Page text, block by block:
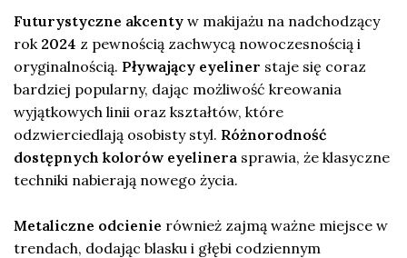
Futurystyczne akcenty w makijażu na nadchodzący
rok 2024 z pewnością zachwycą nowoczesnością i
oryginalnością. Pływający eyeliner staje się coraz
bardziej popularny, dając możliwość kreowania
wyjątkowych linii oraz kształtów, które
odzwierciedlają osobisty styl. Różnorodność
dostępnych kolorów eyelinera sprawia, że klasyczne
techniki nabierają nowego życia.
Metaliczne odcienie również zajmą ważne miejsce w
trendach, dodając blasku i głębi codziennym